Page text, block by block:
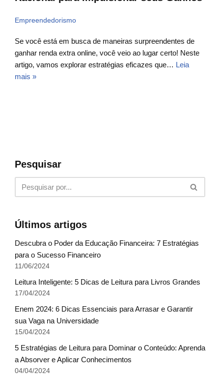
Empreendedorismo
Se você está em busca de maneiras surpreendentes de
ganhar renda extra online, você veio ao lugar certo! Neste
artigo, vamos explorar estratégias eficazes que… Leia
mais »
Pesquisar
Últimos artigos
Descubra o Poder da Educação Financeira: 7 Estratégias
para o Sucesso Financeiro
11/06/2024
Leitura Inteligente: 5 Dicas de Leitura para Livros Grandes
17/04/2024
Enem 2024: 6 Dicas Essenciais para Arrasar e Garantir
sua Vaga na Universidade
15/04/2024
5 Estratégias de Leitura para Dominar o Conteúdo: Aprenda
a Absorver e Aplicar Conhecimentos
04/04/2024